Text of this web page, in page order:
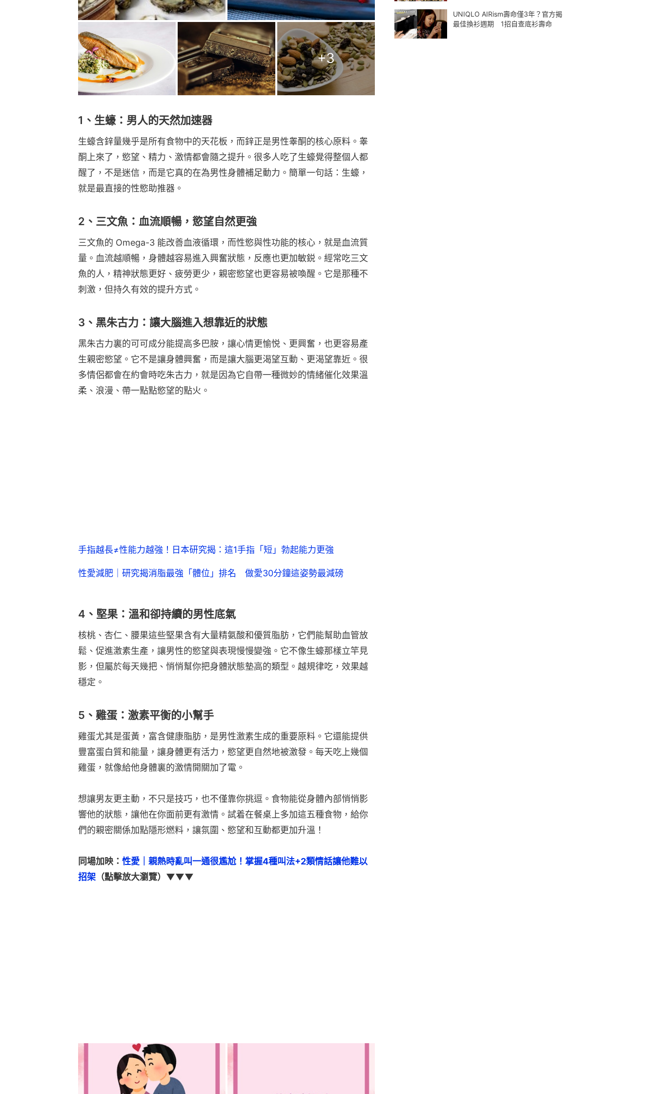
+3
1、生蠔：男人的天然加速器
生蠔含鋅量幾乎是所有食物中的天花板，而鋅正是男性睾酮的核心原料。睾
酮上來了，慾望、精力、激情都會隨之提升。很多人吃了生蠔覺得整個人都
醒了，不是迷信，而是它真的在為男性身體補足動力。簡單一句話：生蠔，
就是最直接的性慾助推器。
2、三文魚：血流順暢，慾望自然更強
三文魚的 Omega-3 能改善血液循環，而性慾與性功能的核心，就是血流質
量。血流越順暢，身體越容易進入興奮狀態，反應也更加敏鋭。經常吃三文
魚的人，精神狀態更好、疲勞更少，親密慾望也更容易被喚醒。它是那種不
刺激，但持久有效的提升方式。
3、黑朱古力：讓大腦進入想靠近的狀態
黑朱古力裏的可可成分能提高多巴胺，讓心情更愉悦、更興奮，也更容易產
生親密慾望。它不是讓身體興奮，而是讓大腦更渴望互動、更渴望靠近。很
多情侶都會在約會時吃朱古力，就是因為它自帶一種微妙的情緒催化效果溫
柔、浪漫、帶一點點慾望的點火。
手指越長≠性能力越強！日本研究揭：這1手指「短」勃起能力更強
性愛減肥｜研究揭消脂最強「體位」排名 做愛30分鐘這姿勢最減磅
4、堅果：溫和卻持續的男性底氣
核桃、杏仁、腰果這些堅果含有大量精氨酸和優質脂肪，它們能幫助血管放
鬆、促進激素生產，讓男性的慾望與表現慢慢變強。它不像生蠔那樣立竿見
影，但屬於每天幾把、悄悄幫你把身體狀態墊高的類型。越規律吃，效果越
穩定。
5、雞蛋：激素平衡的小幫手
雞蛋尤其是蛋黃，富含健康脂肪，是男性激素生成的重要原料。它還能提供
豐富蛋白質和能量，讓身體更有活力，慾望更自然地被激發。每天吃上幾個
雞蛋，就像給他身體裏的激情開關加了電。
想讓男友更主動，不只是技巧，也不僅靠你挑逗。食物能從身體內部悄悄影
響他的狀態，讓他在你面前更有激情。試着在餐桌上多加這五種食物，給你
們的親密關係加點隱形燃料，讓氛圍、慾望和互動都更加升溫！
同場加映： 性愛｜親熱時亂叫一通很尷尬！掌握4種叫法+2類情話讓他難以
招架 （點擊放大瀏覽）▼▼▼
UNIQLO AIRism壽命僅3年？官方揭
最佳換衫週期 1招自查底衫壽命